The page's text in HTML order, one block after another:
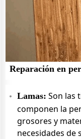
Reparación en
Lamas: Son las
componen la
grosores y
necesidades de